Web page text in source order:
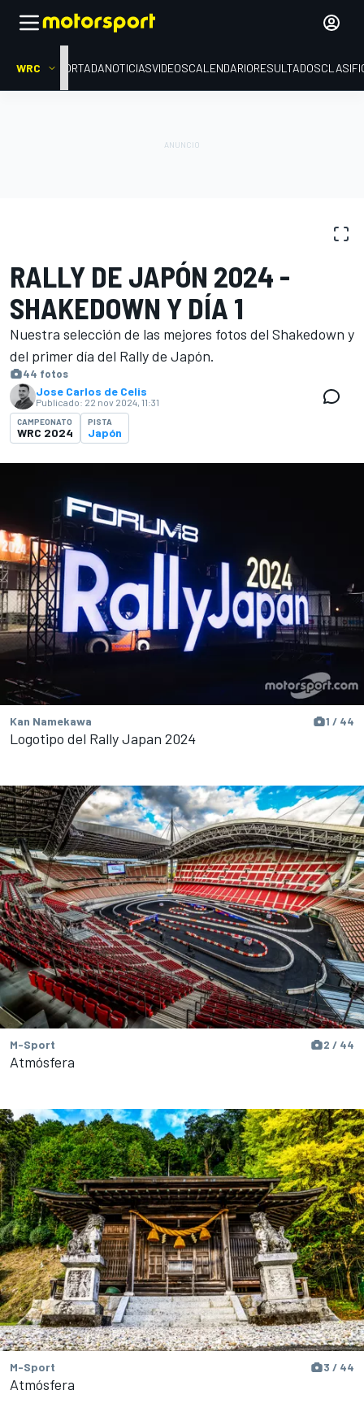
WRC PORTADANOTICIASVIDEOSCALENDARIORESULTADOS
RALLY DE JAPÓN 2024 -
SHAKEDOWN Y DÍA 1
Nuestra selección de las mejores fotos del Shakedown y
del primer día del Rally de Japón.
44 fotos
Jose Carlos de Celis
Publicado: 22 nov 2024, 11:31
CAMPEONATO
WRC 2024
PISTA
Japón
Kan Namekawa 1 / 44
Logotipo del Rally Japan 2024
M-Sport 2 / 44
Atmósfera
M-Sport 3 / 44
Atmósfera